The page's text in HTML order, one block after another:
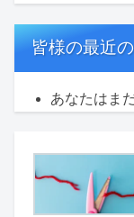
皆様の最近
あなたはま